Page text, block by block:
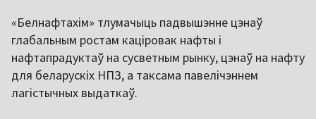
«Белнафтахім» тлумачыць падвышэнне цэнаў
глабальным ростам каціровак нафты і
нафтапрадуктаў на сусветным рынку, цэнаў на нафту
для беларускіх НПЗ, а таксама павелічэннем
лагістычных выдаткаў.